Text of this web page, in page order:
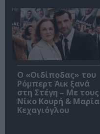
O «Οιδίποδας» του
Ρόμπερτ Άικ ξανά
στη Στέγη – Με τους
Νίκο Κουρή & Μαρία
Κεχαγιόγλου